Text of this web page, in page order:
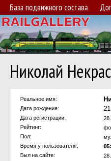
База подвижного состава
Николай
Реальное имя:
Дата рождения:
Дата регистрации:
Рейтинг:
Пол:
Время у пользователя:
Был на сайте: